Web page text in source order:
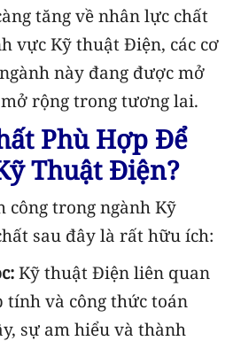
tăng về nhân lực chất
vực Kỹ thuật Điện, các cơ
này đang được mở
rộng trong tương lai.
Phù Hợp Để
Thuật Điện?
công trong ngành Kỹ
sau đây là rất hữu ích:
Kỹ thuật Điện liên quan
tính và công thức toán
sự am hiểu và thành